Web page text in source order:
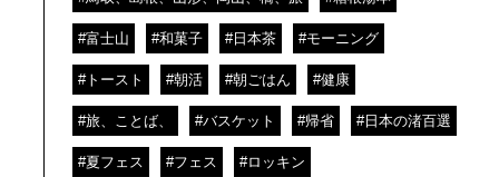
#富士山 #和菓子 #日本茶 #モーニング
#トースト #朝活 #朝ごはん #健康
#旅、ことば、 #バスケット #帰省 #日本の渚百選
#夏フェス #フェス #ロッキン